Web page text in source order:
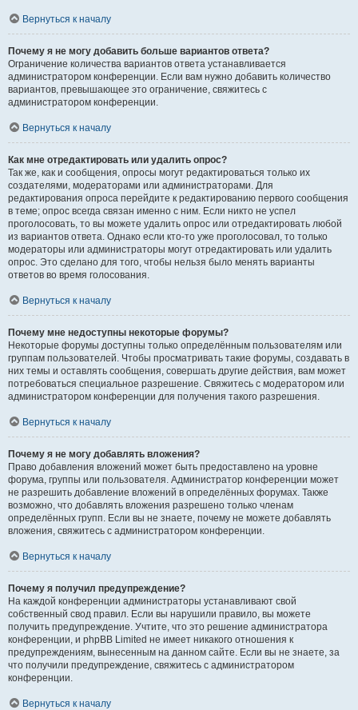
Вернуться к началу
Почему я не могу добавить больше вариантов ответа?
Ограничение количества вариантов ответа устанавливается
администратором конференции. Если вам нужно добавить количество
вариантов, превышающее это ограничение, свяжитесь с
администратором конференции.
Вернуться к началу
Как мне отредактировать или удалить опрос?
Так же, как и сообщения, опросы могут редактироваться только их
создателями, модераторами или администраторами. Для
редактирования опроса перейдите к редактированию первого сообщения
в теме; опрос всегда связан именно с ним. Если никто не успел
проголосовать, то вы можете удалить опрос или отредактировать любой
из вариантов ответа. Однако если кто-то уже проголосовал, то только
модераторы или администраторы могут отредактировать или удалить
опрос. Это сделано для того, чтобы нельзя было менять варианты
ответов во время голосования.
Вернуться к началу
Почему мне недоступны некоторые форумы?
Некоторые форумы доступны только определённым пользователям или
группам пользователей. Чтобы просматривать такие форумы, создавать в
них темы и оставлять сообщения, совершать другие действия, вам может
потребоваться специальное разрешение. Свяжитесь с модератором или
администратором конференции для получения такого разрешения.
Вернуться к началу
Почему я не могу добавлять вложения?
Право добавления вложений может быть предоставлено на уровне
форума, группы или пользователя. Администратор конференции может
не разрешить добавление вложений в определённых форумах. Также
возможно, что добавлять вложения разрешено только членам
определённых групп. Если вы не знаете, почему не можете добавлять
вложения, свяжитесь с администратором конференции.
Вернуться к началу
Почему я получил предупреждение?
На каждой конференции администраторы устанавливают свой
собственный свод правил. Если вы нарушили правило, вы можете
получить предупреждение. Учтите, что это решение администратора
конференции, и phpBB Limited не имеет никакого отношения к
предупреждениям, вынесенным на данном сайте. Если вы не знаете, за
что получили предупреждение, свяжитесь с администратором
конференции.
Вернуться к началу